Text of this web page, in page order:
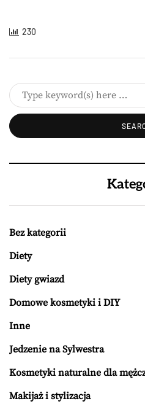
230
Bez kategorii
Diety
Diety gwiazd
Domowe kosmetyki i DIY
Inne
Jedzenie na Sylwestra
Kosmetyki naturalne dla
Makijaż i stylizacja